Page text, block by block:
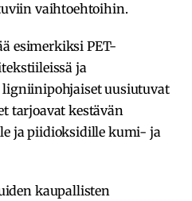
vaihtoehtoihin.
esimerkiksi PET-
ja
ligniinipohjaiset uusiutuvat
tarjoavat kestävän
ja piidioksidille kumi- ja
kaupallisten